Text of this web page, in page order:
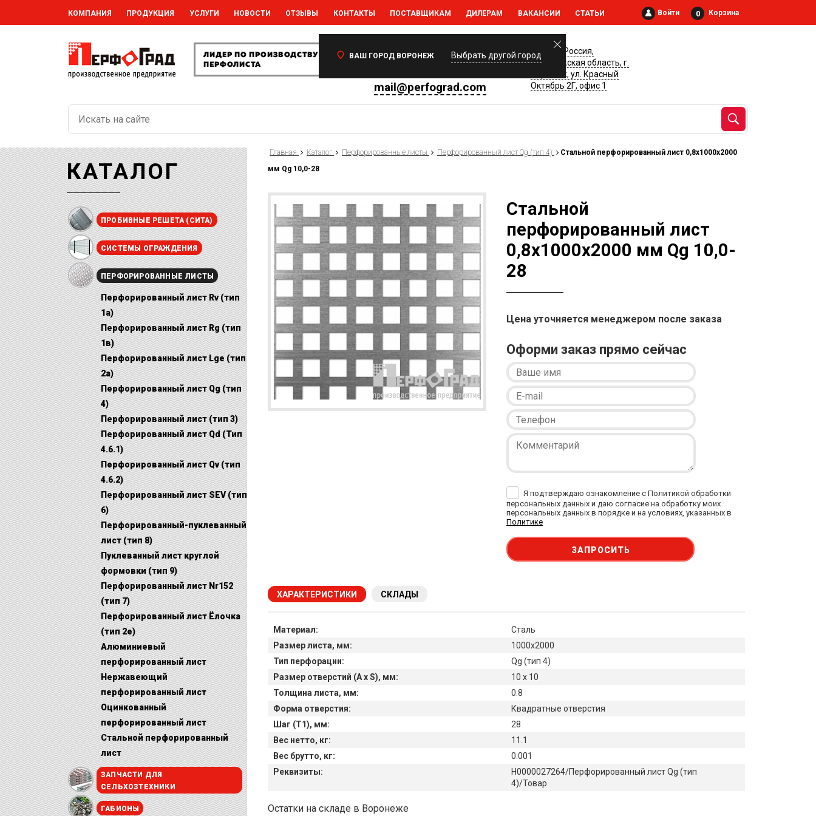
Войти 0 Корзина
КОМПАНИЯ ПРОДУКЦИЯ УСЛУГИ НОВОСТИ ОТЗЫВЫ КОНТАКТЫ ПОСТАВЩИКАМ ДИЛЕРАМ ВАКАНСИИ СТАТЬИ
ВАШ ГОРОД ВОРОНЕЖ Выбрать другой город
Воронеж
+7 (473) 233-35-77
mail@perfograd.com
394028, Россия,
Воронежская область, г.
Воронеж, ул. Красный
Октябрь 2Г, офис 1
КАТАЛОГ
ПРОБИВНЫЕ РЕШЕТА (СИТА)
СИСТЕМЫ ОГРАЖДЕНИЯ
ПЕРФОРИРОВАННЫЕ ЛИСТЫ
Перфорированный лист Rv (тип
1a)
Перфорированный лист Rg (тип
1в)
Перфорированный лист Lge (тип
2a)
Перфорированный лист Qg (тип
4)
Перфорированный лист (тип 3)
Перфорированный лист Qd (Тип
4.6.1)
Перфорированный лист Qv (тип
4.6.2)
Перфорированный лист SEV (тип
6)
Перфорированный-пуклеванный
лист (тип 8)
Пуклеванный лист круглой
формовки (тип 9)
Перфорированный лист Nr152
(тип 7)
Перфорированный лист Ёлочка
(тип 2е)
Алюминиевый
перфорированный лист
Нержавеющий
перфорированный лист
Оцинкованный
перфорированный лист
Стальной перфорированный
лист
ЗАПЧАСТИ ДЛЯ
СЕЛЬХОЗТЕХНИКИ
ГАБИОНЫ
Главная Каталог Перфорированные листы Перфорированный лист Qg (тип 4)
Стальной перфорированный лист 0,8х1000х2000
мм Qg 10,0-28
Стальной
перфорированный лист
0,8х1000х2000 мм Qg 10,0-
28
Цена уточняется менеджером после заказа
Оформи заказ прямо сейчас
Я подтверждаю ознакомление с Политикой обработки
персональных данных и даю согласие на обработку моих
персональных данных в порядке и на условиях, указанных в
Политике
ЗАПРОСИТЬ
ХАРАКТЕРИСТИКИ СКЛАДЫ
Материал:
Сталь
Размер листа, мм:
1000х2000
Тип перфорации:
Qg (тип 4)
Размер отверстий (A x S), мм:
10 х 10
Толщина листа, мм:
0.8
Форма отверстия:
Квадратные отверстия
Шаг (T1), мм:
28
Вес нетто, кг:
11.1
Вес брутто, кг:
0.001
Реквизиты:
Н0000027264/Перфорированный лист Qg (тип
4)/Товар
Наличие товара на складах
Остатки на складе в Воронеже